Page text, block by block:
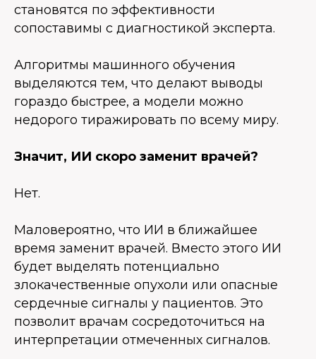
становятся по эффективности
сопоставимы с диагностикой эксперта.
Алгоритмы машинного обучения
выделяются тем, что делают выводы
гораздо быстрее, а модели можно
недорого тиражировать по всему миру.
Значит, ИИ скоро заменит врачей?
Нет.
Маловероятно, что ИИ в ближайшее
время заменит врачей. Вместо этого ИИ
будет выделять потенциально
злокачественные опухоли или опасные
сердечные сигналы у пациентов. Это
позволит врачам сосредоточиться на
интерпретации отмеченных сигналов.